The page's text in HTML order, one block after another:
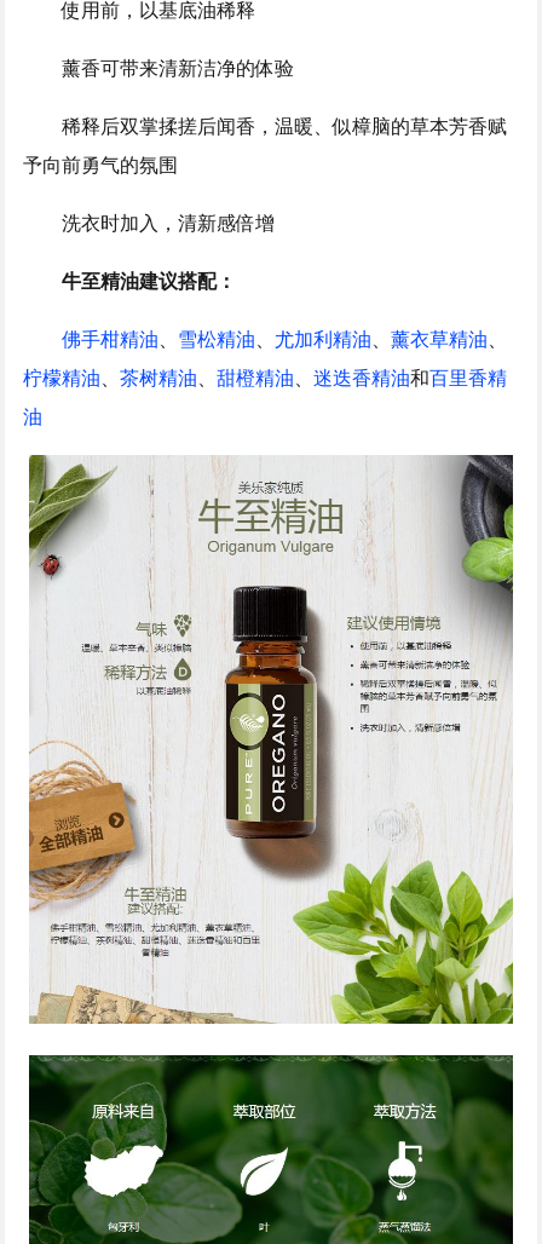
使用前，以基底油稀释
薰香可带来清新洁净的体验
稀释后双掌揉搓后闻香，温暖、似樟脑的草本芳香赋
予向前勇气的氛围
洗衣时加入，清新感倍增
牛至精油建议搭配：
佛手柑精油、 雪松精油、 尤加利精油、薰衣草精油、
柠檬精油、茶树精油、甜橙精油、迷迭香精油和百里香精
油